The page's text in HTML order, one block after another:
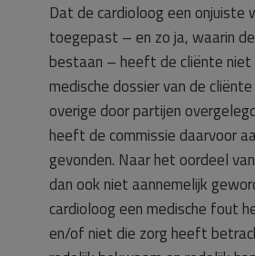
Dat de cardioloog een onjuiste
toegepast – en zo ja, waarin
bestaan – heeft de cliënte
medische dossier van de cliënte
overige door partijen
heeft de commissie daarvoor
gevonden. Naar het oordeel
dan ook niet aannemelijk
cardioloog een medische fout
en/of niet die zorg heeft